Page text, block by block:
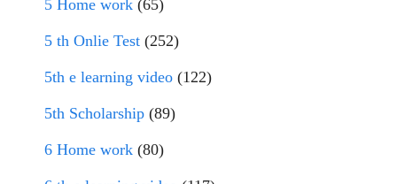
5 Home work (65)
5 th Onlie Test (252)
5th e learning video (122)
5th Scholarship (89)
6 Home work (80)